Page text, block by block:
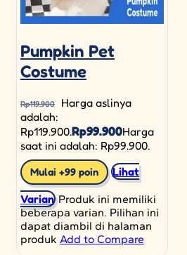
Pumpkin Pet
Costume
Rp119.900
Harga aslinya
adalah:
Rp119.900.Rp99.900Harga
saat ini adalah: Rp99.900.
Mulai +99 poin
Lihat
Varian Produk ini memiliki
beberapa varian. Pilihan ini
dapat diambil di halaman
produk Add to Compare